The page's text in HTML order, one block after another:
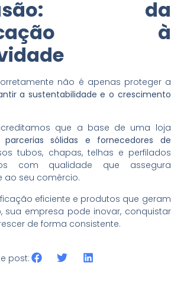
da
à
não é apenas proteger a
a sustentabilidade e o crescimento
que a base de uma loja
parcerias sólidas e fornecedores de
tubos, chapas, telhas e perfilados
com qualidade que assegura
ao seu comércio.
eficiente e produtos que geram
sua empresa pode inovar, conquistar
de forma consistente.
post: